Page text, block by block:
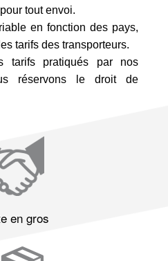
tout envoi.
en fonction des pays,
tarifs des transporteurs.
tarifs pratiqués par nos
réservons le droit de
en gros